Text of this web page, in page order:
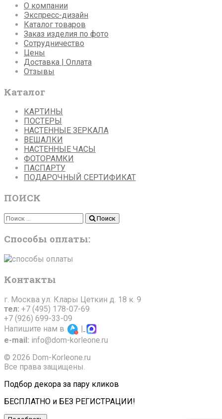
О компании
Экспресс-дизайн
Каталог товаров
Заказ изделия по фото
Сотрудничество
Цены
Доставка | Оплата
Отзывы
Каталог
КАРТИНЫ
ПОСТЕРЫ
НАСТЕННЫЕ ЗЕРКАЛА
ВЕШАЛКИ
НАСТЕННЫЕ ЧАСЫ
ФОТОРАМКИ
ПАСПАРТУ
ПОДАРОЧНЫЙ СЕРТИФИКАТ
ПОИСК
Поиск Поиск
Способы оплаты:
Контакты
г. Москва ул. Клары Цеткин д. 18 к. 9
тел: +7 (495) 178-07-69
+7 (926) 699-33-09
Напишите нам в
|
e-mail: info@dom-korleone.ru
© 2026 Dom-Korleone.ru
Все права защищены.
Подбор декора за пару кликов
БЕСПЛАТНО и БЕЗ РЕГИСТРАЦИИ!